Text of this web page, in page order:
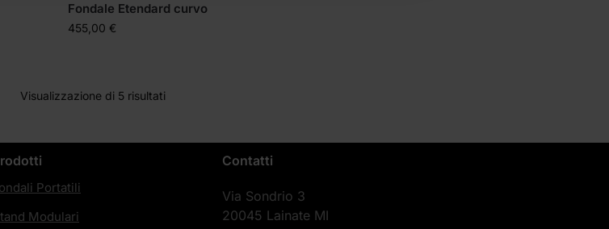
Fondale Etendard curvo
455,00 €
Visualizzazione di 5 risultati
Portatili
Modulari
Contatti
Via Sondrio 3
20045 Lainate MI